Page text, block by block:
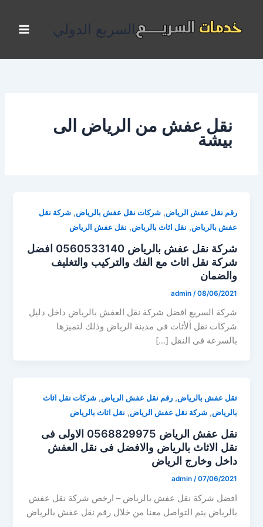
المحتوى
السريع الدولي
نقل عفش من الرياض الى
بيشة
رقم نقل عفش الرياض,شركات نقل عفش بالرياض,شركة نقل
عفش بالرياض, نقل اثاث بالرياض, نقل عفش الرياض
شركة نقل عفش بالرياض 0560533140 افضل
شركة نقل اثاث مع الفك والتركيب والتغليف
والضمان
admin /08/06/2021
شركة السريع افضل شركة نقل العفش بالرياض داخل دليل
شركات نقل ألأثاث فى مدينة الرياض وذلك لتميزها
بالسرعة فى النقل […]
تقل عفش بالرياض,رقم نقل عفش الرياض,شركات نقل اثاث
بالرياض,شركة نقل عفش الرياض, نقل اثاث بالرياض
نقل عفش الرياض 0568829975 الاولى فى
نقل الاثاث بالرياض والافضل فى نقل العفش
داخل وخارج الرياض
admin /07/06/2021
افضل شركة نقل عفش بالرياض – ارخص شركة نقل عفش
بالرياض يتم التواصل معنا من خلال رقم نقل عفش بالرياض